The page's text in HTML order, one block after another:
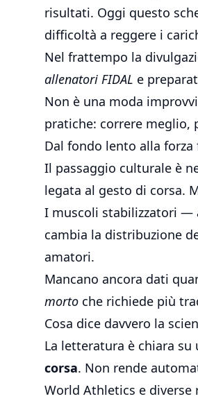
risultati. Oggi questo
difficoltà a reggere i
Nel frattempo la
allenatori FIDAL e
Non è una moda
pratiche: correre meglio,
Dal fondo lento alla forza
Il passaggio culturale è
legata al gesto di corsa.
I muscoli stabilizzatori —
cambia la distribuzione
amatori.
Mancano ancora dati
morto che richiede più
Cosa dice davvero la
La letteratura è chiara su
corsa. Non rende
World Athletics e